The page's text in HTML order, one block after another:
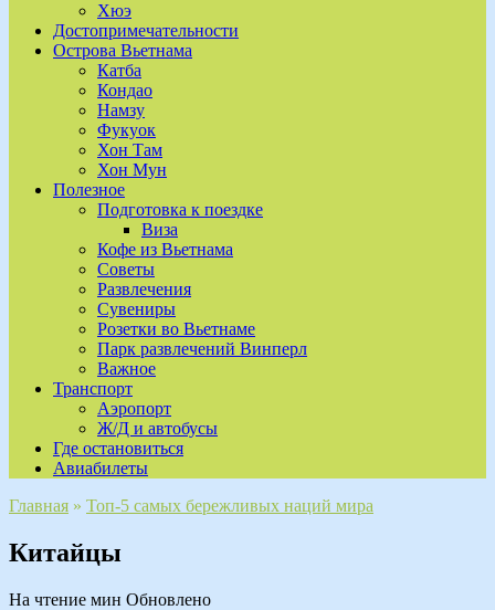
Хюэ
Достопримечательности
Острова Вьетнама
Катба
Кондао
Намзу
Фукуок
Хон Там
Хон Мун
Полезное
Подготовка к поездке
Виза
Кофе из Вьетнама
Советы
Развлечения
Сувениры
Розетки во Вьетнаме
Парк развлечений Винперл
Важное
Транспорт
Аэропорт
Ж/Д и автобусы
Где остановиться
Авиабилеты
Главная » Топ-5 самых бережливых наций мира
Китайцы
На чтение мин Обновлено